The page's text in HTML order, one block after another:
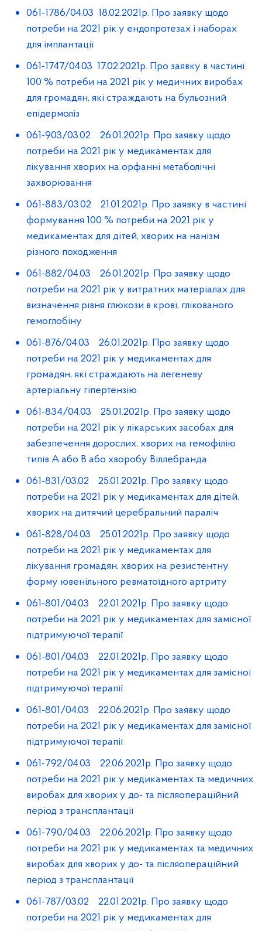
061-1786/04.03 18.02.2021р. Про заявку щодо
потреби на 2021 рік у ендопротезах і наборах
для імплантації
061-1747/04.03 17.02.2021р. Про заявку в частині
100 % потреби на 2021 рік у медичних виробах
для громадян, які страждають на бульозний
епідермоліз
061-903/03.02 26.01.2021р. Про заявку щодо
потреби на 2021 рік у медикаментах для
лікування хворих на орфанні метаболічні
захворювання
061-883/03.02 21.01.2021р. Про заявку в частині
формування 100 % потреби на 2021 рік у
медикаментах для дітей, хворих на нанізм
різного походження
061-882/04.03 26.01.2021р. Про заявку щодо
потреби на 2021 рік у витратних матеріалах для
визначення рівня глюкози в крові, глікованого
гемоглобіну
061-876/04.03 26.01.2021р. Про заявку щодо
потреби на 2021 рік у медикаментах для
громадян, які страждають на легеневу
артеріальну гіпертензію
061-834/04.03 25.01.2021р. Про заявку щодо
потреби на 2021 рік у лікарських засобах для
забезпечення дорослих, хворих на гемофілію
типів А або В або хворобу Віллебранда
061-831/03.02 25.01.2021р. Про заявку щодо
потреби на 2021 рік у медикаментах для дітей,
хворих на дитячий церебральний параліч
061-828/04.03 25.01.2021р. Про заявку щодо
потреби на 2021 рік у медикаментах для
лікування громадян, хворих на резистентну
форму ювенільного ревматоїдного артриту
061-801/04.03 22.01.2021р. Про заявку щодо
потреби на 2021 рік у медикаментах для замісної
підтримуючої терапії
061-801/04.03 22.01.2021р. Про заявку щодо
потреби на 2021 рік у медикаментах для замісної
підтримуючої терапії
061-801/04.03 22.06.2021р. Про заявку щодо
потреби на 2021 рік у медикаментах для замісної
підтримуючої терапії
061-792/04.03 22.06.2021р. Про заявку щодо
потреби на 2021 рік у медикаментах та медичних
виробах для хворих у до- та післяопераційний
період з трансплантації
061-790/04.03 22.06.2021р. Про заявку щодо
потреби на 2021 рік у медикаментах та медичних
виробах для хворих у до- та післяопераційний
період з трансплантації
061-787/03.02 22.01.2021р. Про заявку щодо
потреби на 2021 рік у медикаментах для